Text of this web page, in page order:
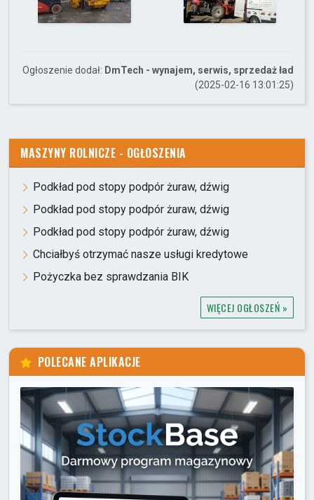
Ogłoszenie dodał: DmTech - wynajem, serwis, sprzedaż ład
(2025-02-16 13:01:25)
MASZYNY ROLNICZE - OGŁOSZENIA
Podkład pod stopy podpór żuraw, dźwig
Podkład pod stopy podpór żuraw, dźwig
Podkład pod stopy podpór żuraw, dźwig
Chciałbyś otrzymać nasze usługi kredytowe
Pożyczka bez sprawdzania BIK
WIĘCEJ OGŁOSZEŃ »
POLECANE APLIKACJE